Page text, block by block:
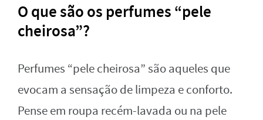
O que são os perfumes “pele
cheirosa”?
Perfumes “pele cheirosa” são aqueles que
evocam a sensação de limpeza e conforto.
Pense em roupa recém-lavada ou na pele